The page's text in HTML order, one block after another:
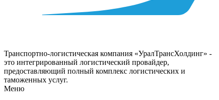
Транспортно-логистическая компания «УралТрансХолдинг» -
это интегрированный логистический провайдер,
предоставляющий полный комплекс логистических и
таможенных услуг.
Меню